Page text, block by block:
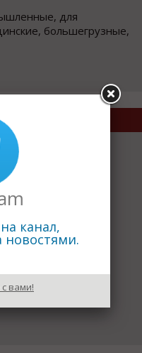
для
большегрузные,
канал,
новостями.
вами!